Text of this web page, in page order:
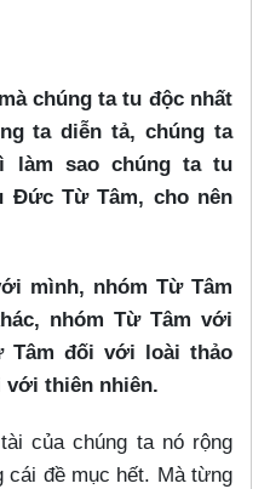
chúng ta tu độc nhất
ta diễn tả, chúng ta
làm sao chúng ta tu
Đức Từ Tâm, cho nên
mình, nhóm Từ Tâm
nhóm Từ Tâm với
Tâm đối với loài thảo
với thiên nhiên.
của chúng ta nó rộng
cái đề mục hết. Mà từng